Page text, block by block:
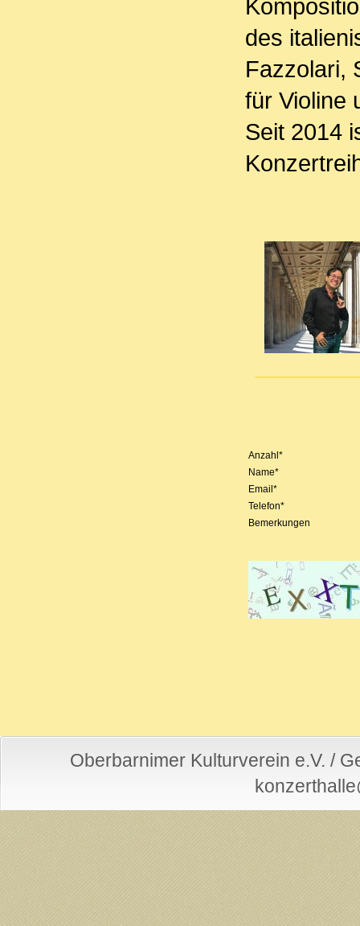
des
Fazzolari,
für Violine
Seit 2014
Anzahl*
Name*
Email*
Telefon*
Bemerkungen
Oberbarnimer Kulturverein e.V. /